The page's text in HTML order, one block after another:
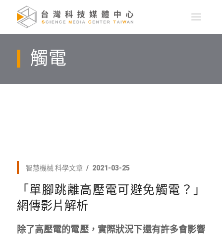
觸電
智慧機械 科學文章 2021-03-25
「單腳跳離高壓電可避免觸電？」
網傳影片解析
除了高壓電的電壓，實際狀況下還有許多會影響